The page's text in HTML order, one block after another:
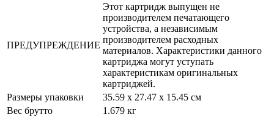
ПРЕДУПРЕЖДЕНИЕ
Этот картридж выпущен не
производителем печатающего
устройства, а независимым
производителем расходных
материалов. Характеристики данного
картриджа могут уступать
характеристикам оригинальных
картриджей.
Размеры упаковки
35.59 x 27.47 x 15.45 см
Вес брутто
1.679 кг